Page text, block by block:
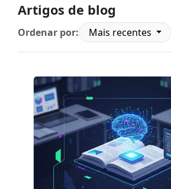
Artigos de blog
Ordenar por: Mais recentes